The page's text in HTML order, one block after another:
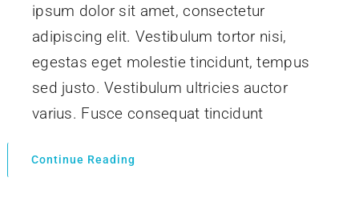
ipsum dolor sit amet, consectetur
adipiscing elit. Vestibulum tortor nisi,
egestas eget molestie tincidunt, tempus
sed justo. Vestibulum ultricies auctor
varius. Fusce consequat tincidunt
Continue Reading